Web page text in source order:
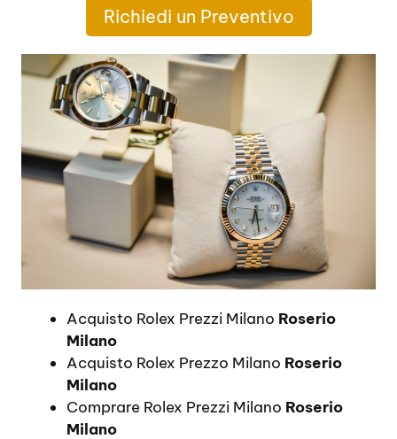
Richiedi un Preventivo
Acquisto Rolex Prezzi Milano Roserio
Milano
Acquisto Rolex Prezzo Milano Roserio
Milano
Comprare Rolex Prezzi Milano Roserio
Milano